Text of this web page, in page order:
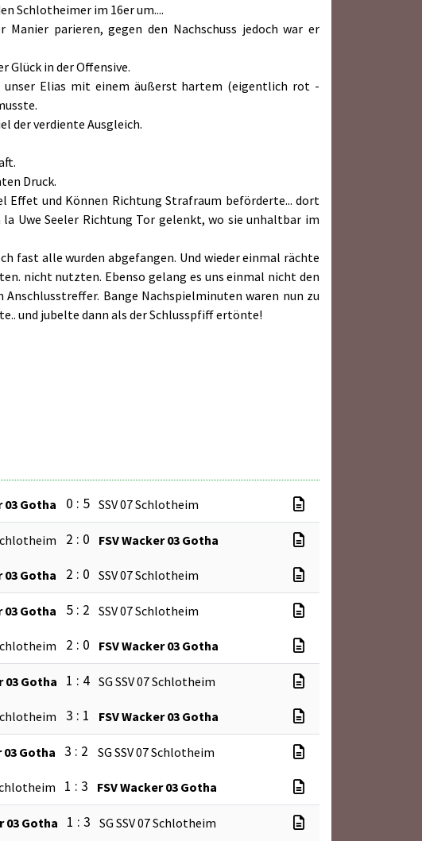
Schlotheimer im 16er um....
parieren, gegen den Nachschuss jedoch war er
Glück in der Offensive.
unser Elias mit einem äußerst hartem (eigentlich rot -
der verdiente Ausgleich.
Druck.
Effet und Können Richtung Strafraum beförderte... dort
Uwe Seeler Richtung Tor gelenkt, wo sie unhaltbar im
fast alle wurden abgefangen. Und wieder einmal rächte
nicht nutzten. Ebenso gelang es uns einmal nicht den
Bange Nachspielminuten waren nun zu
und jubelte dann als der Schlusspfiff ertönte!
03 Gotha 0 : 5 SSV 07 Schlotheim
2 : 0 FSV Wacker 03 Gotha
03 Gotha 2 : 0 SSV 07 Schlotheim
03 Gotha 5 : 2 SSV 07 Schlotheim
2 : 0 FSV Wacker 03 Gotha
03 Gotha 1 : 4 SG SSV 07 Schlotheim
3 : 1 FSV Wacker 03 Gotha
03 Gotha 3 : 2 SG SSV 07 Schlotheim
1 : 3 FSV Wacker 03 Gotha
03 Gotha 1 : 3 SG SSV 07 Schlotheim